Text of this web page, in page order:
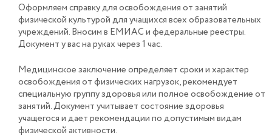
Оформляем справку для освобождения от занятий
физической культурой для учащихся всех образовательных
учреждений. Вносим в ЕМИАС и федеральные реестры.
Документ у вас на руках через 1 час.
Медицинское заключение определяет сроки и характер
освобождения от физических нагрузок, рекомендует
специальную группу здоровья или полное освобождение от
занятий. Документ учитывает состояние здоровья
учащегося и дает рекомендации по допустимым видам
физической активности.